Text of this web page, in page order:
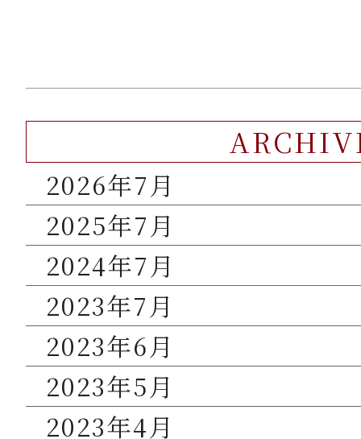
2026年7月
2025年7月
2024年7月
2023年7月
2023年6月
2023年5月
2023年4月